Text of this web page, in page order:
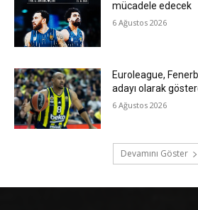
mücadele edecek
6 Ağustos 2026
Euroleague,
adayı olarak
6 Ağustos 2026
Devamını Göster